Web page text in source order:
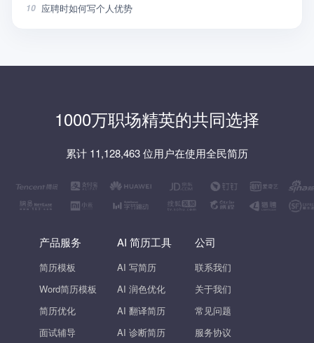
10 应聘时如何写个人优势
1000万职场精英的共同选择
累计 11,128,463 位用户在使用全民简历
产品服务
简历模板
Word简历模板
简历优化
面试辅导
AI 简历工具
AI 写简历
AI 润色优化
AI 翻译简历
AI 诊断简历
公司
联系我们
关于我们
常见问题
服务协议